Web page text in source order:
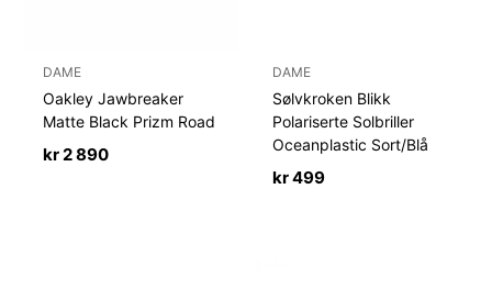
DAME
Oakley Jawbreaker
Matte Black Prizm Road
kr 2 890
DAME
Sølvkroken Blikk
Polariserte Solbriller
Oceanplastic Sort/Blå
kr499